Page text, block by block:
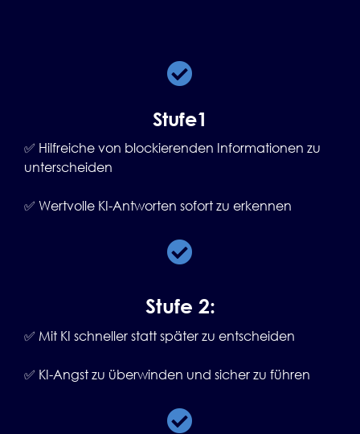
Stufe1
✅ Hilfreiche von blockierenden Informationen zu
unterscheiden
✅ Wertvolle KI-Antworten sofort zu erkennen
Stufe 2:
✅ Mit KI schneller statt später zu entscheiden
✅ KI-Angst zu überwinden und sicher zu führen